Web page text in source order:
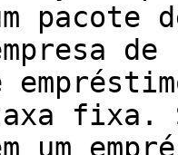
pacote
fixa.
um